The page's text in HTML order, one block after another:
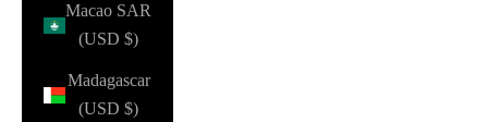
Macao SAR
(USD $)
Madagascar
(USD $)